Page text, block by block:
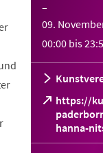
–
09.
00:00 bis
https://
hanna-
(Öffnet
in